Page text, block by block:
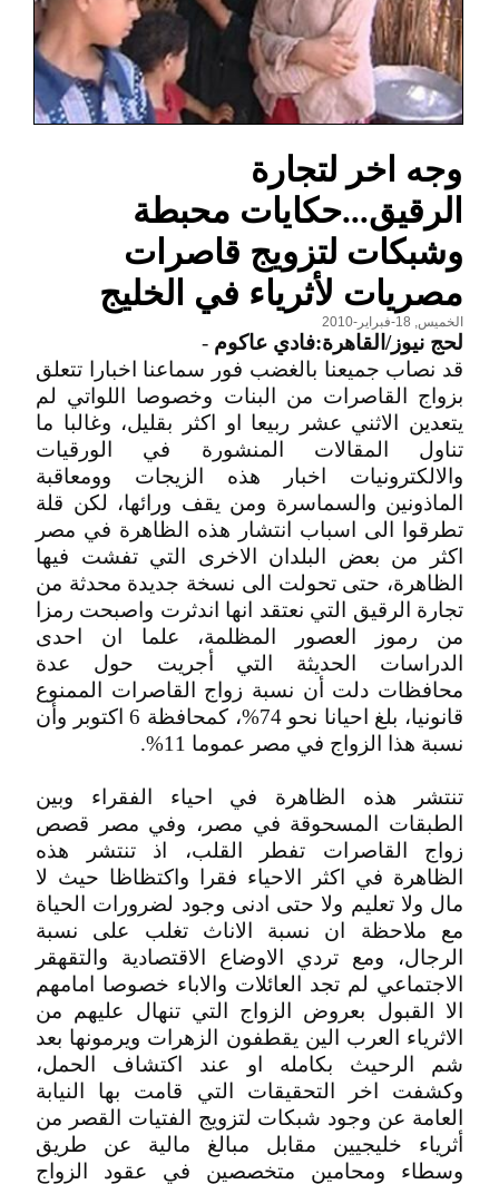
وجه اخر لتجارة
الرقيق...حكايات محبطة
وشبكات لتزويج قاصرات
مصريات لأثرياء في الخليج
الخميس, 18-فبراير-2010
لحج نيوز/القاهرة:فادي عاكوم -
قد نصاب جميعنا بالغضب فور سماعنا اخبارا تتعلق
بزواج القاصرات من البنات وخصوصا اللواتي لم
يتعدين الاثني عشر ربيعا او اكثر بقليل، وغالبا ما
تناول المقالات المنشورة في الورقيات
والالكترونيات اخبار هذه الزيجات وومعاقبة
الماذونين والسماسرة ومن يقف ورائها، لكن قلة
تطرقوا الى اسباب انتشار هذه الظاهرة في مصر
اكثر من بعض البلدان الاخرى التي تفشت فيها
الظاهرة، حتى تحولت الى نسخة جديدة محدثة من
تجارة الرقيق التي نعتقد انها اندثرت واصبحت رمزا
من رموز العصور المظلمة، علما ان احدى
الدراسات الحديثة التي أجريت حول عدة
محافظات دلت أن نسبة زواج القاصرات الممنوع
قانونيا، بلغ احيانا نحو 74%، كمحافظة 6 اكتوبر وأن
نسبة هذا الزواج في مصر عموما 11%.
تنتشر هذه الظاهرة في احياء الفقراء وبين
الطبقات المسحوقة في مصر، وفي مصر قصص
زواج القاصرات تفطر القلب، اذ تنتشر هذه
الظاهرة في اكثر الاحياء فقرا واكتظاظا حيث لا
مال ولا تعليم ولا حتى ادنى وجود لضرورات الحياة
مع ملاحظة ان نسبة الاناث تغلب على نسبة
الرجال، ومع تردي الاوضاع الاقتصادية والتقهقر
الاجتماعي لم تجد العائلات والاباء خصوصا امامهم
الا القبول بعروض الزواج التي تنهال عليهم من
الاثرياء العرب الين يقطفون الزهرات ويرمونها بعد
شم الرحيث بكامله او عند اكتشاف الحمل،
وكشفت اخر التحقيقات التي قامت بها النيابة
العامة عن وجود شبكات لتزويج الفتيات القصر من
أثرياء خليجيين مقابل مبالغ مالية عن طريق
وسطاء ومحامين متخصصين في عقود الزواج